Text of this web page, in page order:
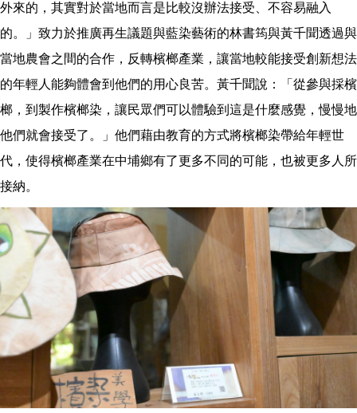
外來的，其實對於當地而言是比較沒辦法接受、不容易融入
的。」致力於推廣再生議題與藍染藝術的林書筠與黃千聞透過與
當地農會之間的合作，反轉檳榔產業，讓當地較能接受創新想法
的年輕人能夠體會到他們的用心良苦。黃千聞說：「從參與採檳
榔，到製作檳榔染，讓民眾們可以體驗到這是什麼感覺，慢慢地
他們就會接受了。」他們藉由教育的方式將檳榔染帶給年輕世
代，使得檳榔產業在中埔鄉有了更多不同的可能，也被更多人所
接納。